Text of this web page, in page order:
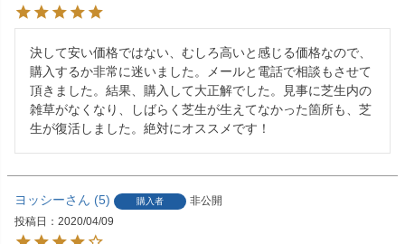
決して安い価格ではない、むしろ高いと感じる価格なので、
購入するか非常に迷いました。メールと電話で相談もさせて
頂きました。結果、購入して大正解でした。見事に芝生内の
雑草がなくなり、しばらく芝生が生えてなかった箇所も、芝
生が復活しました。絶対にオススメです！
ヨッシー 5 購入者
非公開
投稿日
2020/04/09